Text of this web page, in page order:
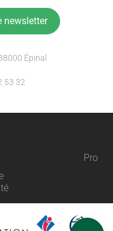
Ouvertures
Avis
newsletter
Épinal
53 32
Pro